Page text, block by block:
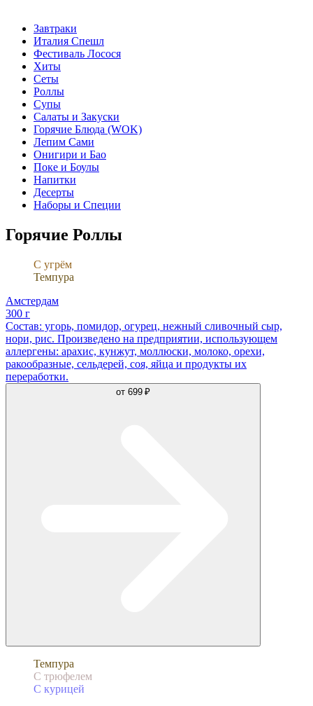
Завтраки
Италия Спешл
Фестиваль Лосося
Хиты
Сеты
Роллы
Супы
Салаты и Закуски
Горячие Блюда (WOK)
Лепим Сами
Онигири и Бао
Поке и Боулы
Напитки
Десерты
Наборы и Специи
Горячие Роллы
С угрём
Темпура
Амстердам
300 г
Состав: угорь, помидор, огурец, нежный сливочный сыр,
нори, рис. Произведено на предприятии, использующем
аллергены: арахис, кунжут, моллюски, молоко, орехи,
ракообразные, сельдерей, соя, яйца и продукты их
переработки.
от 699 ₽
Темпура
С трюфелем
С курицей